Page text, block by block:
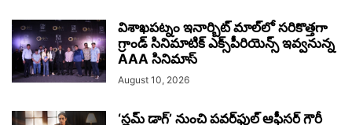
విశాఖ‌పట్నం ఇనార్బిట్ మాల్‌లో స‌రికొత్తగా
గ్రాండ్ సినిమాటిక్ ఎక్స్‌పీరియెన్స్ ఇవ్వ‌నున్న
AAA సినిమాస్‌
August 10, 2026
‘స్లమ్ డాగ్’ నుంచి పవర్‌ఫుల్ ఆఫీసర్ గౌరీ